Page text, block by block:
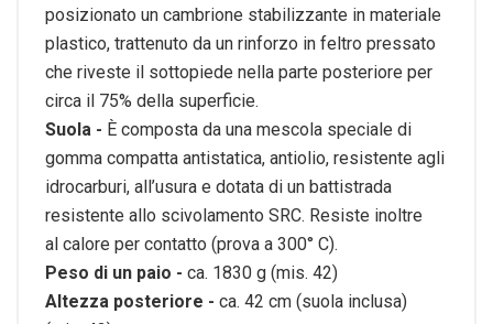
posizionato un cambrione stabilizzante in materiale
plastico, trattenuto da un rinforzo in feltro pressato
che riveste il sottopiede nella parte posteriore per
circa il 75% della superficie.
Suola - È composta da una mescola speciale di
gomma compatta antistatica, antiolio, resistente agli
idrocarburi, all’usura e dotata di un battistrada
resistente allo scivolamento SRC. Resiste inoltre
al calore per contatto (prova a 300° C).
Peso di un paio - ca. 1830 g (mis. 42)
Altezza posteriore - ca. 42 cm (suola inclusa)